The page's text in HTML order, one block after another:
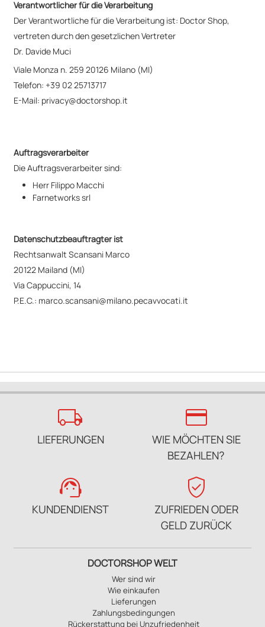
Verantwortlicher für die Verarbeitung
Der Verantwortliche für die Verarbeitung ist: Doctor Shop,
vertreten durch den gesetzlichen Vertreter
Dr. Davide Muci
Viale Monza n. 259 20126 Milano (MI)
Telefon: +39 02 25713717
E-Mail: privacy@doctorshop.it
Auftragsverarbeiter
Die Auftragsverarbeiter sind:
Herr Filippo Macchi
Farnetworks srl
Datenschutzbeauftragter ist
Rechtsanwalt Scansani Marco
20122 Mailand (MI)
Via Cappuccini, 14
P.E.C.: marco.scansani@milano.pecavvocati.it
local_shipping
LIEFERUNGEN
credit_card
WIE MÖCHTEN SIE
BEZAHLEN?
support_agent
KUNDENDIENST
verified_user
ZUFRIEDEN ODER
GELD ZURÜCK
DOCTORSHOP WELT
Wer sind wir
Wie einkaufen
Lieferungen
Zahlungsbedingungen
Rückerstattung bei Unzufriedenheit